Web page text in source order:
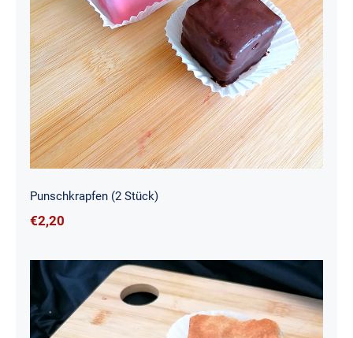
Punschkrapfen (2 Stück)
Punschkrapfen (2 Stück)
€2,20